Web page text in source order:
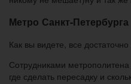
Метро Санкт-Петербурга
Как вы видете, все
Сотрудниками
где сделать пересадку и